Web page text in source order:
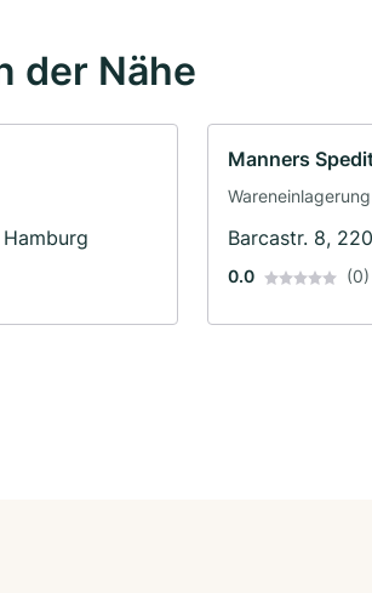
der Nähe
Manners
Barcastr. 8,
0.0 (0)